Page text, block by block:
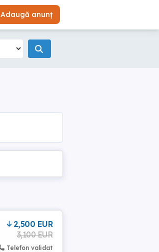
Adaugă anunț
2,500 EUR
3,100 EUR
Telefon validat